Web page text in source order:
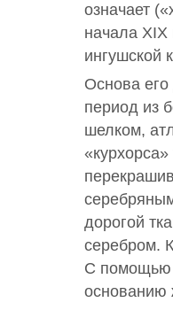
означает
начала
ингушской
Основа
период из
шелком,
дорогой
серебром.
С помощью
основанию